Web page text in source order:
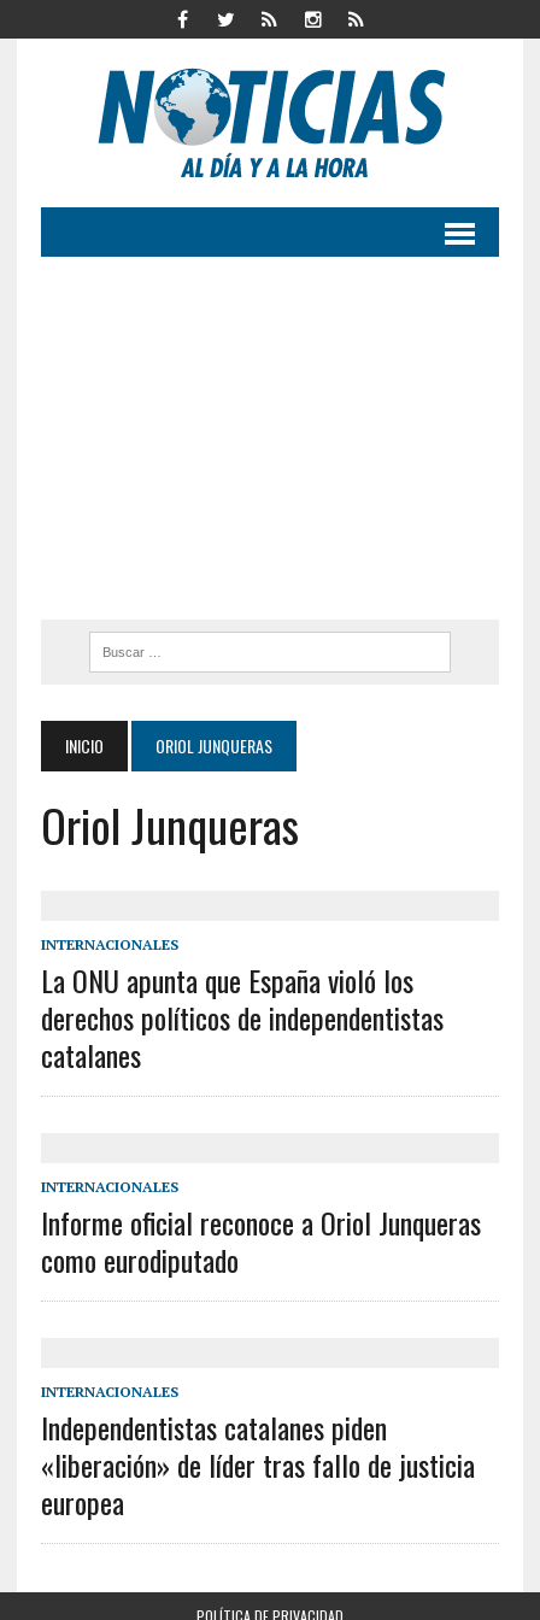
INICIO ORIOL JUNQUERAS
Oriol Junqueras
INTERNACIONALES
La ONU apunta que España violó los
derechos políticos de independentistas
catalanes
INTERNACIONALES
Informe oficial reconoce a Oriol Junqueras
como eurodiputado
INTERNACIONALES
Independentistas catalanes piden
«liberación» de líder tras fallo de justicia
europea
POLÍTICA DE PRIVACIDAD